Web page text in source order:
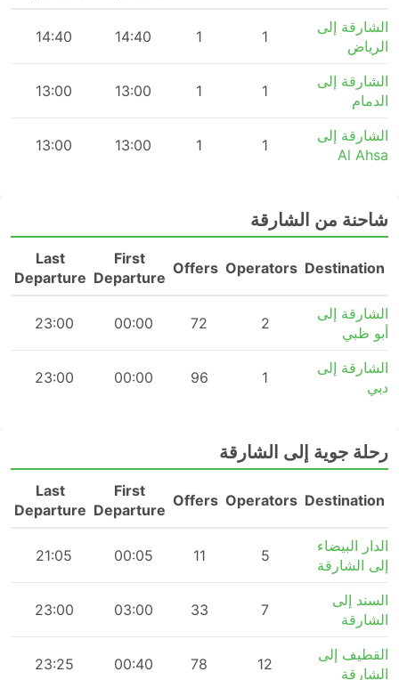
الشارقة إلى
الرياض
1
1
14:40
14:40
الشارقة إلى
الدمام
1
1
13:00
13:00
الشارقة إلى
Al Ahsa
1
1
13:00
13:00
شاحنة من الشارقة
Destination
Operators
Offers
First
Departure
Last
Departure
الشارقة إلى
أبو ظبي
2
72
00:00
23:00
الشارقة إلى
دبي
1
96
00:00
23:00
رحلة جوية إلى الشارقة
Destination
Operators
Offers
First
Departure
Last
Departure
الدار البيضاء
إلى الشارقة
5
11
00:05
21:05
السند إلى
الشارقة
7
33
03:00
23:00
القطيف إلى
الشارقة
12
78
00:40
23:25